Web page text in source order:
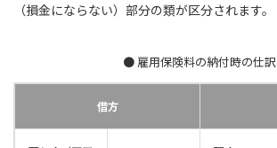
（損金にならない）部分の類が区分されます。
● 雇用保険料の納付時の仕訳
借方